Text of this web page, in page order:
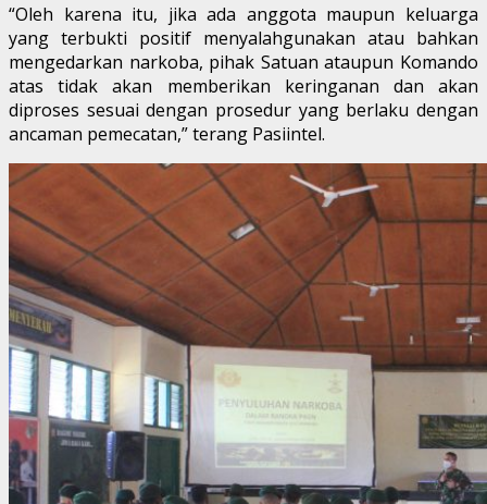
“Oleh karena itu, jika ada anggota maupun keluarga
yang terbukti positif menyalahgunakan atau bahkan
mengedarkan narkoba, pihak Satuan ataupun Komando
atas tidak akan memberikan keringanan dan akan
diproses sesuai dengan prosedur yang berlaku dengan
ancaman pemecatan,” terang Pasiintel.